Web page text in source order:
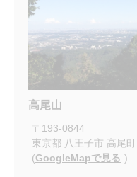
高尾山
〒 193-0844
東京都 八王子市 高尾町
(GoogleMapで見る )